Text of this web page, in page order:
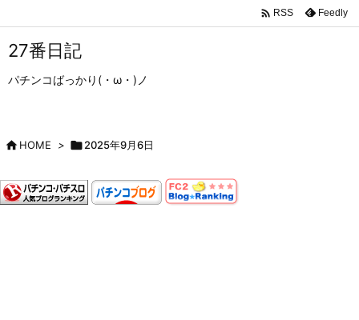
 RSS Feedly
27番日記
パチンコばっかり(・ω・)ノ
HOME > 2025年9月6日